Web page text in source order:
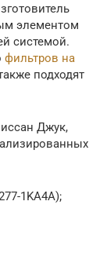
элементом
системой.
фильтров на
подходят
Джук,
1KA4A);